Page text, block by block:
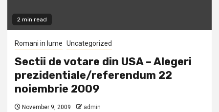
2 min read
Romani in lume Uncategorized
Sectii de votare din USA – Alegeri
prezidentiale/referendum 22
noiembrie 2009
November 9, 2009 admin